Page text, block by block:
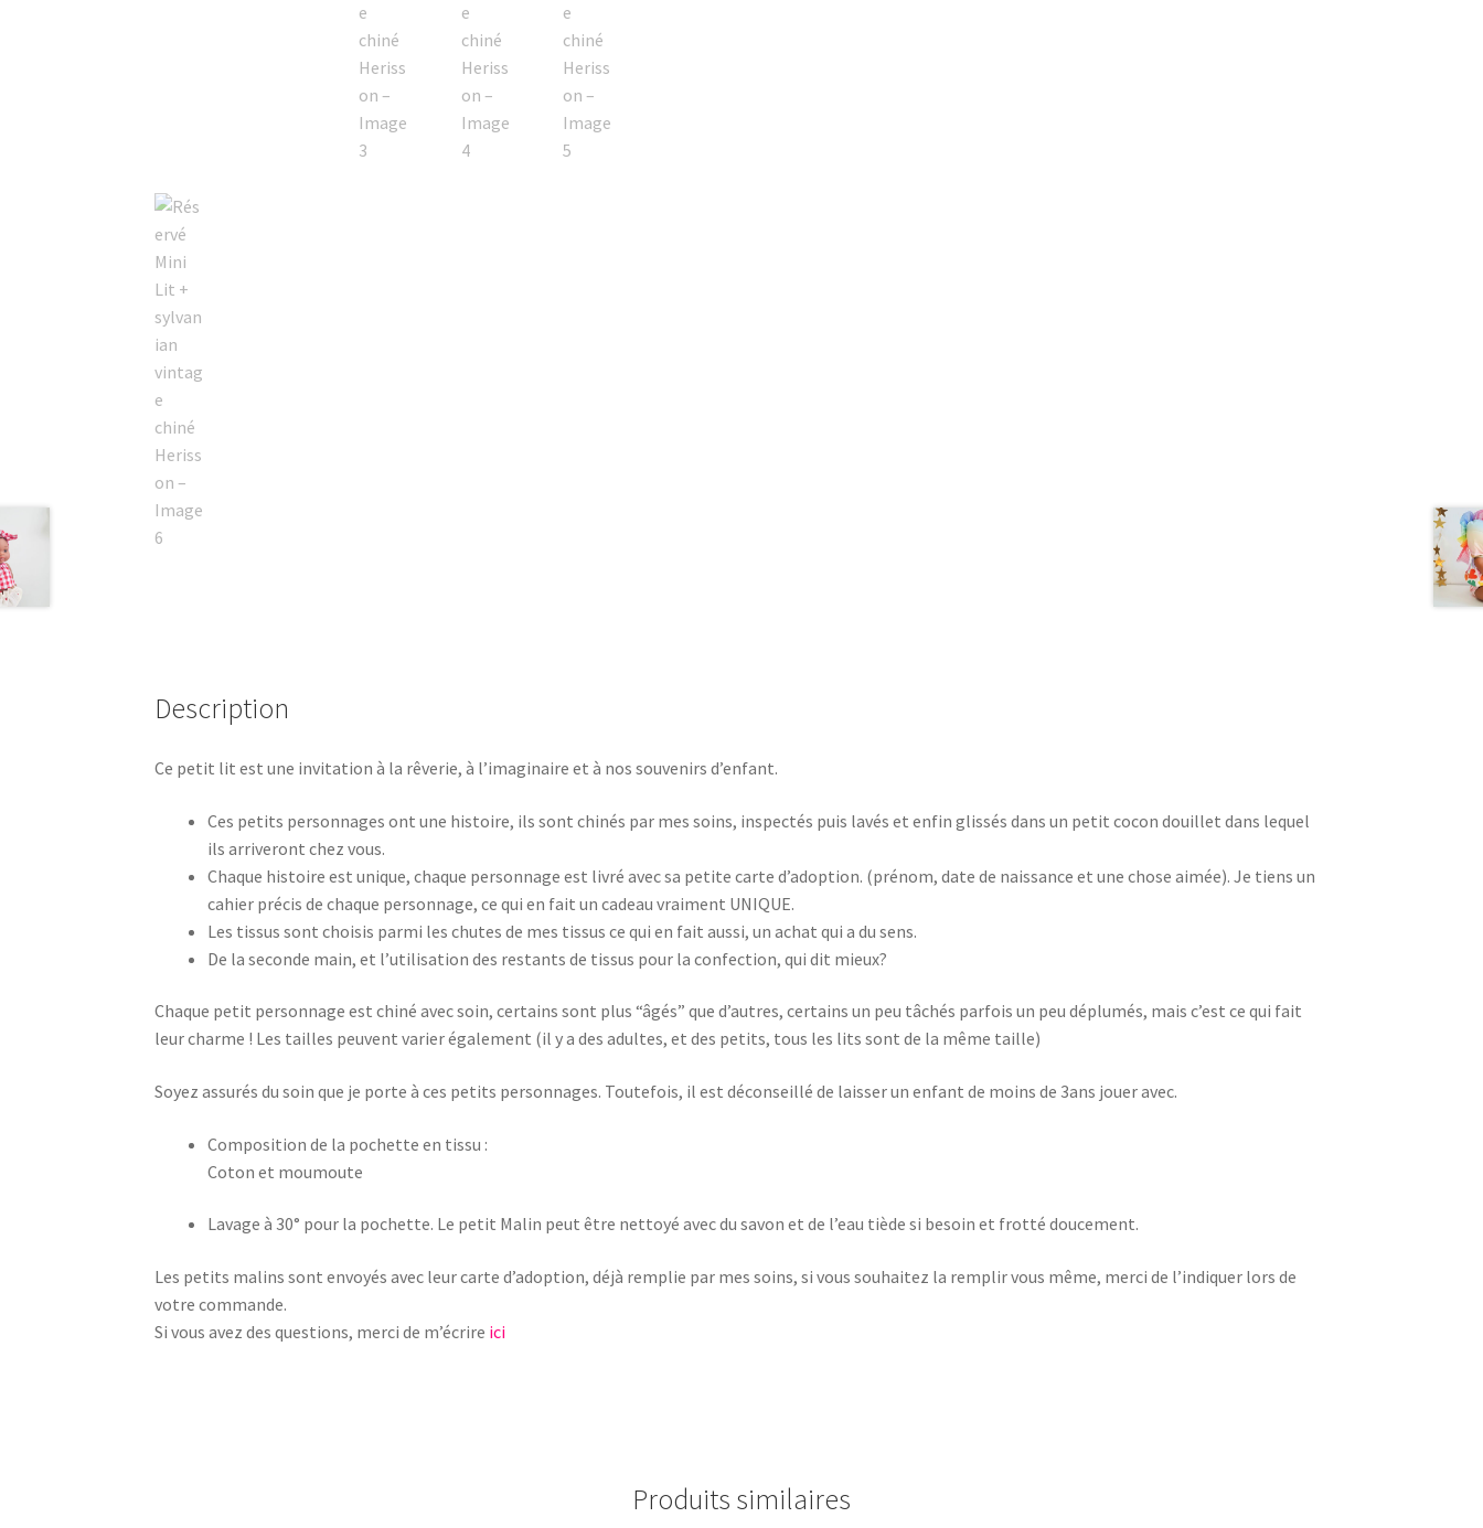
Description
Ce petit lit est une invitation à la rêverie, à l’imaginaire et à nos souvenirs d’enfant.
Ces petits personnages ont une histoire, ils sont chinés par mes soins, inspectés puis lavés et enfin glissés dans un petit cocon douillet dans lequel
ils arriveront chez vous.
Chaque histoire est unique, chaque personnage est livré avec sa petite carte d’adoption. (prénom, date de naissance et une chose aimée). Je tiens un
cahier précis de chaque personnage, ce qui en fait un cadeau vraiment UNIQUE.
Les tissus sont choisis parmi les chutes de mes tissus ce qui en fait aussi, un achat qui a du sens.
De la seconde main, et l’utilisation des restants de tissus pour la confection, qui dit mieux?
Chaque petit personnage est chiné avec soin, certains sont plus “âgés” que d’autres, certains un peu tâchés parfois un peu déplumés, mais c’est ce qui fait
leur charme ! Les tailles peuvent varier également (il y a des adultes, et des petits, tous les lits sont de la même taille)
Soyez assurés du soin que je porte à ces petits personnages. Toutefois, il est déconseillé de laisser un enfant de moins de 3ans jouer avec.
Composition de la pochette en tissu :
Coton et moumoute
Lavage à 30° pour la pochette. Le petit Malin peut être nettoyé avec du savon et de l’eau tiède si besoin et frotté doucement.
Les petits malins sont envoyés avec leur carte d’adoption, déjà remplie par mes soins, si vous souhaitez la remplir vous même, merci de l’indiquer lors de
votre commande.
Si vous avez des questions, merci de m’écrire ici
Produits similaires